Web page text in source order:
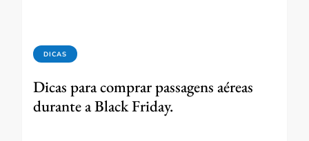
DICAS
Dicas para comprar passagens aéreas
durante a Black Friday.